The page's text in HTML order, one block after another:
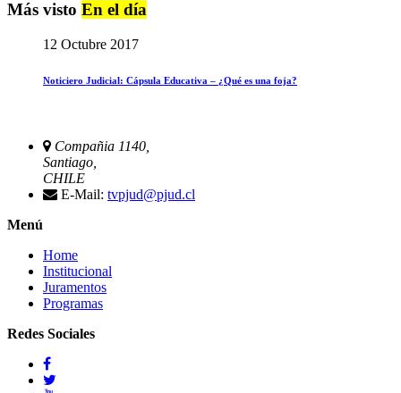
Más visto En el día
12 Octubre 2017
Noticiero Judicial: Cápsula Educativa – ¿Qué es una foja?
Compañia 1140,
Santiago,
CHILE
E-Mail: tvpjud@pjud.cl
Menú
Home
Institucional
Juramentos
Programas
Redes Sociales